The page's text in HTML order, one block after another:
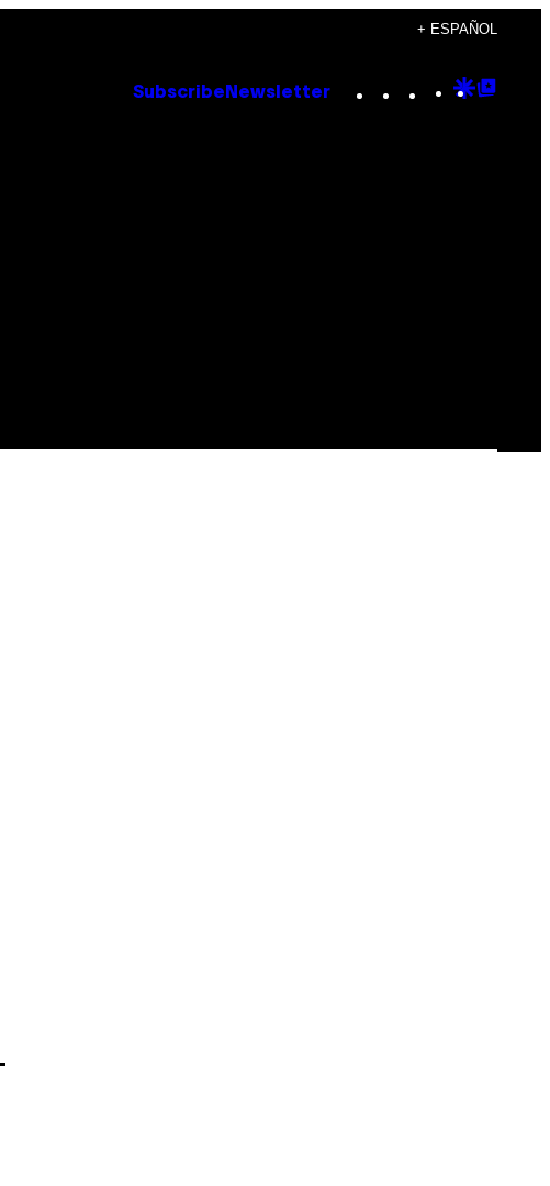
+ ESPAÑOL
Subscribe Newsletter Instagram
TikTok
YouTube
Google